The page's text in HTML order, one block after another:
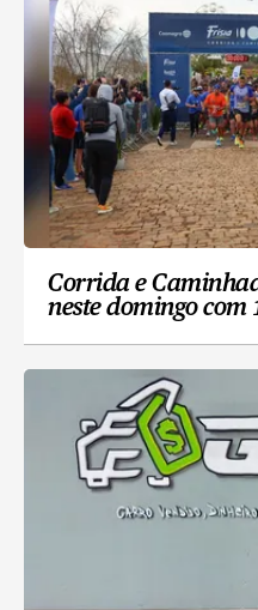
Corrida e
neste domingo com